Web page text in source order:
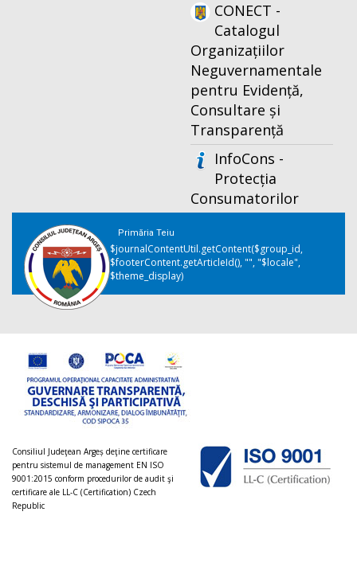
CONECT -
Catalogul
Organizațiilor
Neguvernamentale
pentru Evidență,
Consultare și
Transparență
InfoCons -
Protecția
Consumatorilor
Primăria Teiu
$journalContentUtil.getContent($group_id,
$footerContent.getArticleId(), "", "$locale",
$theme_display)
Consiliul Judeţean Argeș deţine certificare
pentru sistemul de management EN ISO
9001:2015 conform procedurilor de audit şi
certificare ale LL-C (Certification) Czech
Republic